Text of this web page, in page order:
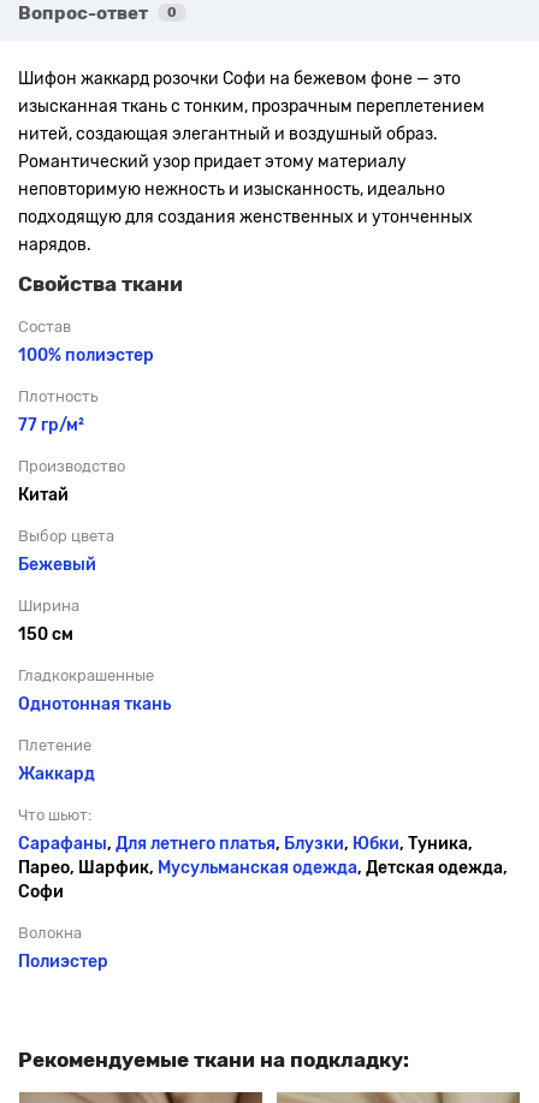
Вопрос-ответ 0
Шифон жаккард розочки Софи на бежевом фоне — это
изысканная ткань с тонким, прозрачным переплетением
нитей, создающая элегантный и воздушный образ.
Романтический узор придает этому материалу
неповторимую нежность и изысканность, идеально
подходящую для создания женственных и утонченных
нарядов.
Свойства ткани
Состав
100% полиэстер
Плотность
77 гр/м²
Производство
Китай
Выбор цвета
Бежевый
Ширина
150 см
Гладкокрашенные
Однотонная ткань
Плетение
Жаккард
Что шьют:
Сарафаны, Для летнего платья, Блузки, Юбки, Туника,
Парео, Шарфик, Мусульманская одежда, Детская одежда,
Софи
Волокна
Полиэстер
Рекомендуемые ткани на подкладку: